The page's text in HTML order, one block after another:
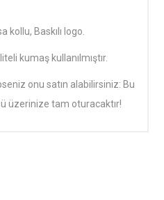
kollu, Baskılı logo.
kumaş kullanılmıştır.
onu satın alabilirsiniz: Bu
üzerinize tam oturacaktır!